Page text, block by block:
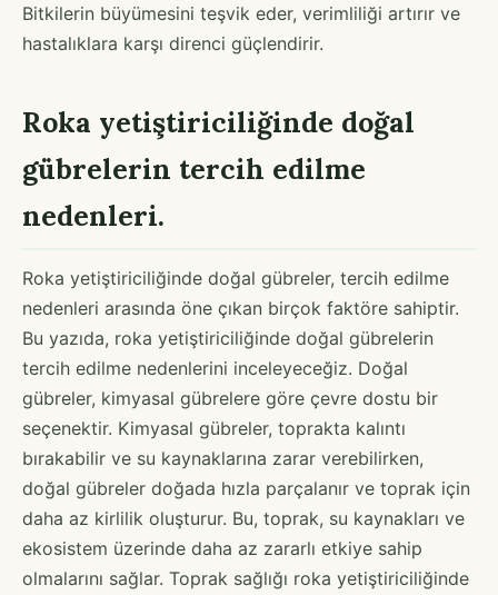
Bitkilerin büyümesini teşvik eder, verimliliği artırır ve
hastalıklara karşı direnci güçlendirir.
Roka yetiştiriciliğinde doğal
gübrelerin tercih edilme
nedenleri.
Roka yetiştiriciliğinde doğal gübreler, tercih edilme
nedenleri arasında öne çıkan birçok faktöre sahiptir.
Bu yazıda, roka yetiştiriciliğinde doğal gübrelerin
tercih edilme nedenlerini inceleyeceğiz. Doğal
gübreler, kimyasal gübrelere göre çevre dostu bir
seçenektir. Kimyasal gübreler, toprakta kalıntı
bırakabilir ve su kaynaklarına zarar verebilirken,
doğal gübreler doğada hızla parçalanır ve toprak için
daha az kirlilik oluşturur. Bu, toprak, su kaynakları ve
ekosistem üzerinde daha az zararlı etkiye sahip
olmalarını sağlar. Toprak sağlığı roka yetiştiriciliğinde